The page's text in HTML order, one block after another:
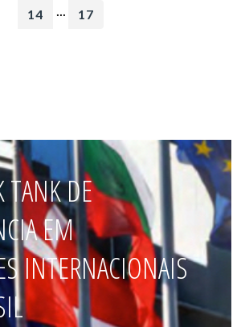
14
... 17
DE
EM
INTERNACIONAIS